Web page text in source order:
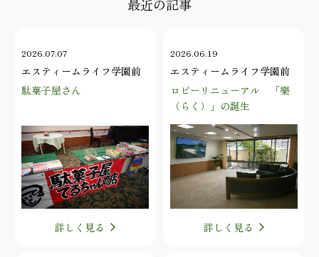
最近の記事
2026.07.07
エスティームライフ学園前
駄菓子屋さん
詳しく見る
2026.06.19
エスティームライフ学園前
ロビーリニューアル 「樂
（らく）」の誕生
詳しく見る